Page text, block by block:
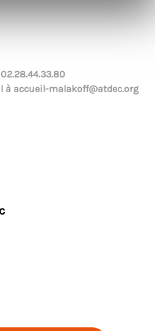
02.28.44.33.80
à accueil-malakoff@atdec.org